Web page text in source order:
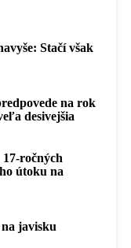
Stačí však
na rok
desivejšia
ročných
útoku na
javisku